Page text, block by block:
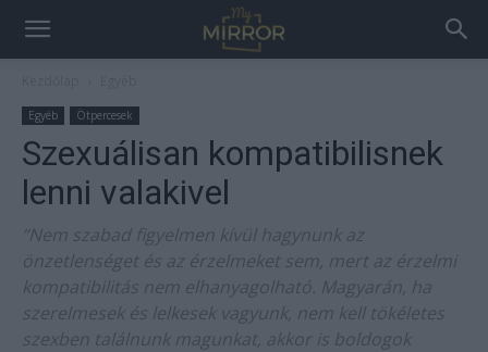
Egyéb Ötpercesek
Szexuálisan kompatibilisnek
lenni valakivel
“Nem szabad figyelmen kívül hagynunk az
önzetlenséget és az érzelmeket sem, mert az érzelmi
kompatibilitás nem elhanyagolható. Magyarán, ha
szerelmesek és lelkesek vagyunk, nem kell tökéletes
szexben találnunk magunkat, akkor is boldogok